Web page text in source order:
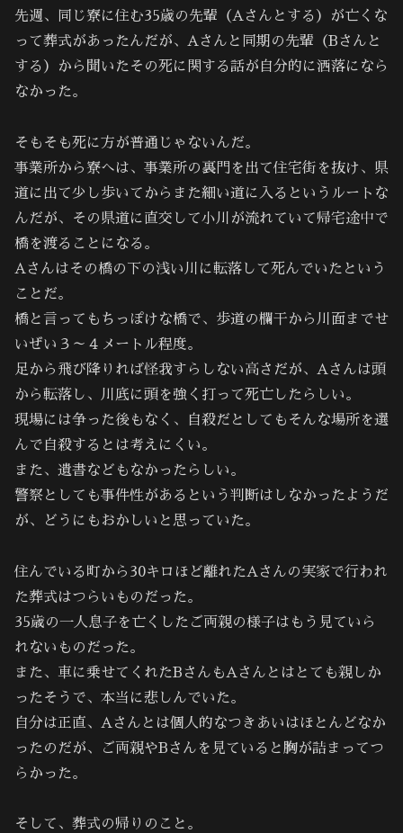
先週、同じ寮に住む35歳の先輩（Aさんとする）が亡くな
って葬式があったんだが、Aさんと同期の先輩（Bさんと
する）から聞いたその死に関する話が自分的に洒落になら
なかった。
そもそも死に方が普通じゃないんだ。
事業所から寮へは、事業所の裏門を出て住宅街を抜け、県
道に出て少し歩いてからまた細い道に入るというルートな
んだが、その県道に直交して小川が流れていて帰宅途中で
橋を渡ることになる。
Aさんはその橋の下の浅い川に転落して死んでいたという
ことだ。
橋と言ってもちっぽけな橋で、歩道の欄干から川面までせ
いぜい３～４メートル程度。
足から飛び降りれば怪我すらしない高さだが、Aさんは頭
から転落し、川底に頭を強く打って死亡したらしい。
現場には争った後もなく、自殺だとしてもそんな場所を選
んで自殺するとは考えにくい。
また、遺書などもなかったらしい。
警察としても事件性があるという判断はしなかったようだ
が、どうにもおかしいと思っていた。
住んでいる町から30キロほど離れたAさんの実家で行われ
た葬式はつらいものだった。
35歳の一人息子を亡くしたご両親の様子はもう見ていら
れないものだった。
また、車に乗せてくれたBさんもAさんとはとても親しか
ったそうで、本当に悲しんでいた。
自分は正直、Aさんとは個人的なつきあいはほとんどなか
ったのだが、ご両親やBさんを見ていると胸が詰まってつ
らかった。
そして、葬式の帰りのこと。